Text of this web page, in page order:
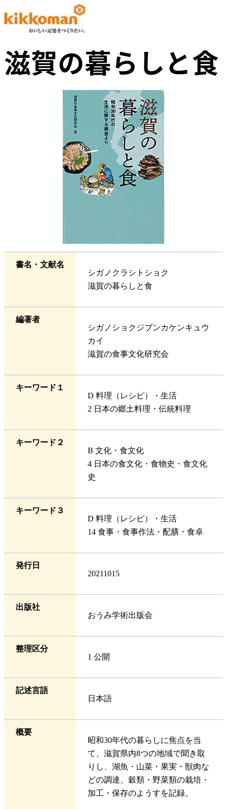
滋賀の暮らしと食
書名・文献名
シガノクラシトショク
滋賀の暮らしと食
編著者
シガノショクジブンカケンキュウ
カイ
滋賀の食事文化研究会
キーワード１
D 料理（レシピ）・生活
2 日本の郷土料理・伝統料理
キーワード２
B 文化・食文化
4 日本の食文化・食物史・食文化
史
キーワード３
D 料理（レシピ）・生活
14 食事・食事作法・配膳・食卓
発行日
20211015
出版社
おうみ学術出版会
整理区分
1 公開
記述言語
日本語
概要
昭和30年代の暮らしに焦点を当
て、滋賀県内8つの地域で聞き取
りし、湖魚・山菜・果実・獣肉な
どの調達、穀類・野菜類の栽培・
加工・保存のようすを記録。